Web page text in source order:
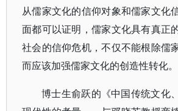
从儒家文化的信仰对象和儒家文化
面都可以证明，儒家文化具有真正
社会的信仰危机，不仅不能根除儒
而应该加强儒家文化的创造性转化。
博士生俞跃的《中国传统文化